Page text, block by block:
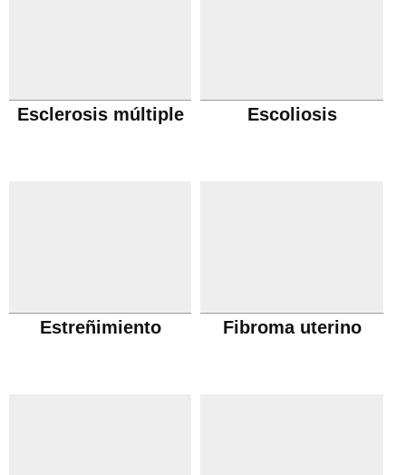
Esclerosis múltiple Escoliosis
Estreñimiento Fibroma uterino